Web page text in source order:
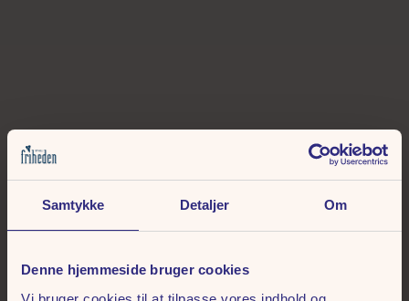
Samtykke Detaljer Om
Denne hjemmeside bruger cookies
Relaterede arrangementer